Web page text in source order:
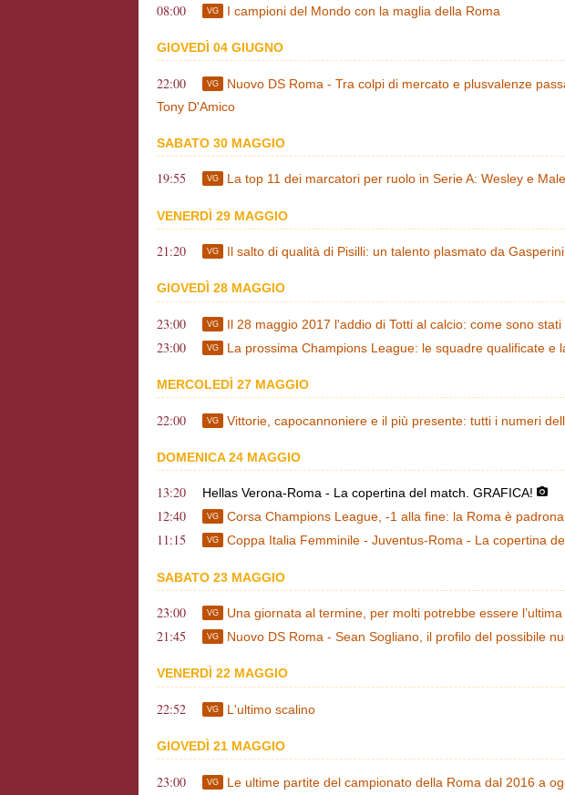
08:00 VG I campioni del Mondo con la maglia della Roma
GIOVEDÌ 04 GIUGNO
22:00 VG
Nuovo DS Roma - Tra colpi di mercato e plusvalenze
Tony D'Amico
SABATO 30 MAGGIO
19:55 VG La top 11 dei marcatori per ruolo in Serie A: Wesley e
VENERDÌ 29 MAGGIO
21:20 VG Il salto di qualità di Pisilli: un talento plasmato da Gasperini
GIOVEDÌ 28 MAGGIO
23:00 VG Il 28 maggio 2017 l'addio di Totti al calcio: come sono
23:00 VG La prossima Champions League: le squadre qualificate e
MERCOLEDÌ 27 MAGGIO
22:00 VG Vittorie, capocannoniere e il più presente: tutti i numeri
DOMENICA 24 MAGGIO
13:20 Hellas Verona-Roma - La copertina del match. GRAFICA!
12:40 VG Corsa Champions League, -1 alla fine: la Roma è
11:15 VG Coppa Italia Femminile - Juventus-Roma - La copertina
SABATO 23 MAGGIO
23:00 VG Una giornata al termine, per molti potrebbe essere
21:45 VG Nuovo DS Roma - Sean Sogliano, il profilo del possibile
VENERDÌ 22 MAGGIO
22:52 VG L'ultimo scalino
GIOVEDÌ 21 MAGGIO
23:00 VG Le ultime partite del campionato della Roma dal 2016 a